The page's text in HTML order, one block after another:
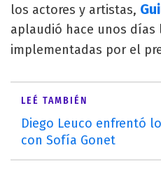
los actores y artistas,
aplaudió hace unos días
implementadas por el
LEÉ TAMBIÉN
Diego Leuco enfrentó
con Sofía Gonet